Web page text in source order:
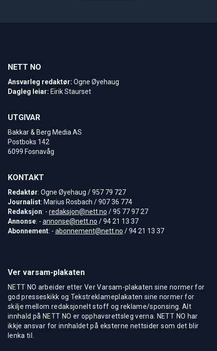
NETT NO
Ansvarleg redaktør: Ogne Øyehaug
Dagleg leiar: Eirik Staurset
UTGIVAR
Bakkar & Berg Media AS
Postboks 142
6099 Fosnavåg
KONTAKT
Redaktør: Ogne Øyehaug / 957 79 727
Journalist: Marius Rosbach / 907 36 774
Redaksjon: - redaksjon@nett.no / 95 77 97 27
Annonse: - annonse@nett.no / 94 21 13 37
Abonnement: - abonnement@nett.no / 94 21 13 37
Ver varsam-plakaten
NETT NO arbeider etter Ver Varsam-plakaten sine normer for
god presseskikk og Tekstreklameplakaten sine normer for
skilje mellom redaksjonelt stoff og reklame/sponsing. Alt
innhald på NETT NO er opphavsrettsleg verna. NETT NO har
ikkje ansvar for innhaldet på eksterne nettsider som det blir
lenka til.